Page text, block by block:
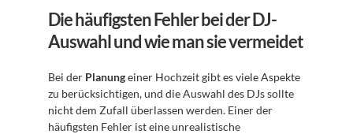
Die häufigsten Fehler bei der DJ-
Auswahl und wie man sie vermeidet
Bei der Planung einer Hochzeit gibt es viele Aspekte
zu berücksichtigen, und die Auswahl des DJs sollte
nicht dem Zufall überlassen werden. Einer der
häufigsten Fehler ist eine unrealistische